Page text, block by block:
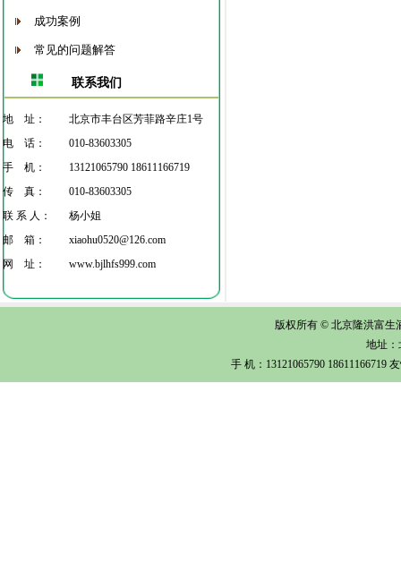
成功案例
常见的问题解答
联系我们
地 址：
北京市丰台区芳菲路辛庄1号
电 话：
010-83603305
手 机：
13121065790 18611166719
传 真：
010-83603305
联 系 人：
杨小姐
邮 箱：
xiaohu0520@126.com
网 址：
www.bjlhfs999.com
版权所有 © 北京隆洪富生
地址：
手 机：13121065790 18611166719